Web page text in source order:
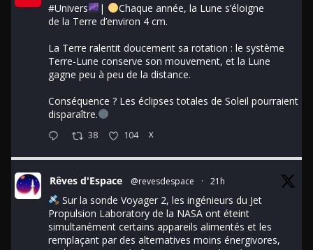
#Univers |
Chaque année, la Lune s’éloigne
de la Terre d’environ 4 cm.
La Terre ralentit doucement sa rotation : le système
Terre-Lune conserve son mouvement, et la Lune
gagne peu à peu de la distance.
Conséquence ? Les éclipses totales de Soleil pourraient
disparaître.
38 104 X
Rêves d'Espace @revesdespace · 21h
Sur la sonde Voyager 2, les ingénieurs du Jet
Propulsion Laboratory de la NASA ont éteint
simultanément certains appareils alimentés et les
remplaçant par des alternatives moins énergivores,